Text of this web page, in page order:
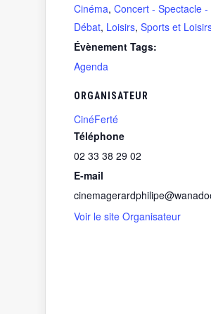
Cinéma, Concert - Spectacle -
Débat, Loisirs, Sports et
Évènement Tags:
Agenda
ORGANISATEUR
CinéFerté
Téléphone
02 33 38 29 02
E-mail
Voir le site Organisateur